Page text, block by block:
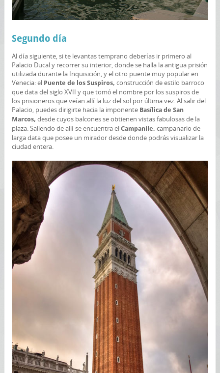
Segundo día
Al día siguiente, si te levantas temprano deberías ir primero al
Palacio Ducal y recorrer su interior, donde se halla la antigua prisión
utilizada durante la Inquisición, y el otro puente muy popular en
Venecia: el Puente de los Suspiros, construcción de estilo barroco
que data del siglo XVII y que tomó el nombre por los suspiros de
los prisioneros que veían allí la luz del sol por última vez. Al salir del
Palacio, puedes dirigirte hacia la imponente Basílica de San
Marcos, desde cuyos balcones se obtienen vistas fabulosas de la
plaza. Saliendo de allí se encuentra el Campanile, campanario de
larga data que posee un mirador desde donde podrás visualizar la
ciudad entera.